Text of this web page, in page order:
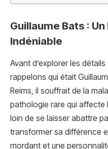
Guillaume Bats :
Indéniable
Avant d’explorer les
rappelons qui était
Reims, il souffrait de la
pathologie rare qui affecte
loin de se laisser abattre
transformer sa différence
mordant et une